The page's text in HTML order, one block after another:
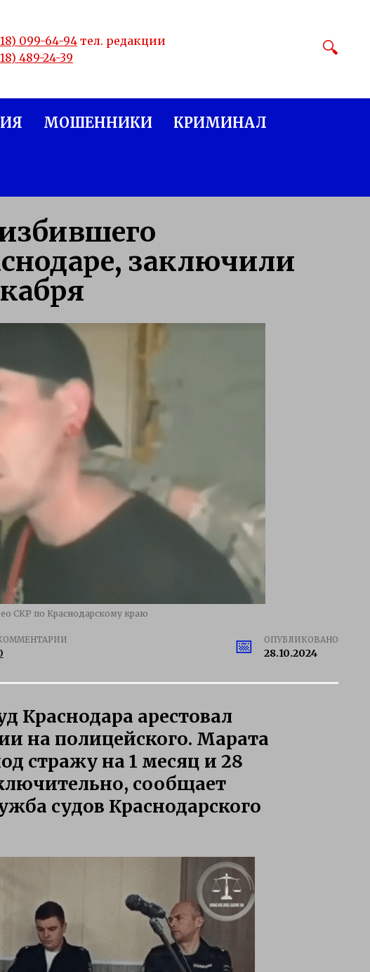
099-64-94тел. редакции
489-24-39
МОШЕННИКИ КРИМИНАЛ
заключили
СКР по Краснодарскому краю
ОПУБЛИКОВАНО
28.10.2024
Краснодара арестовал
на полицейского. Марата
стражу на 1 месяц и 28
сообщает
судов Краснодарского